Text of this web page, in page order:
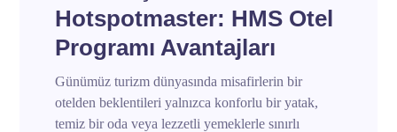
Hotspotmaster: HMS Otel
Programı Avantajları
Günümüz turizm dünyasında misafirlerin bir
otelden beklentileri yalnızca konforlu bir yatak,
temiz bir oda veya lezzetli yemeklerle sınırlı